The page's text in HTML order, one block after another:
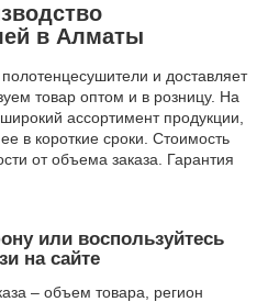
в Алматы
и доставляет
товар оптом и в розницу. На
ассортимент продукции,
в короткие сроки. Стоимость
от объема заказа. Гарантия
или воспользуйтесь
на сайте
– объем товара, регион